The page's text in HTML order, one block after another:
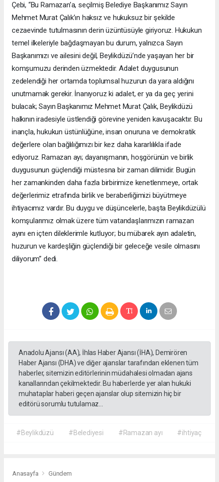
Çebi, “Bu Ramazan’a, seçilmiş Belediye Başkanımız Sayın
Mehmet Murat Çalık’ın haksız ve hukuksuz bir şekilde
cezaevinde tutulmasının derin üzüntüsüyle giriyoruz. Hukukun
temel ilkeleriyle bağdaşmayan bu durum, yalnızca Sayın
Başkanımızı ve ailesini değil, Beylikdüzü’nde yaşayan her bir
komşumuzu derinden üzmektedir. Adalet duygusunun
zedelendiği her ortamda toplumsal huzurun da yara aldığını
unutmamak gerekir. İnanıyoruz ki adalet, er ya da geç yerini
bulacak; Sayın Başkanımız Mehmet Murat Çalık, Beylikdüzü
halkının iradesiyle üstlendiği görevine yeniden kavuşacaktır. Bu
inançla, hukukun üstünlüğüne, insan onuruna ve demokratik
değerlere olan bağlılığımızı bir kez daha kararlılıkla ifade
ediyoruz. Ramazan ayı; dayanışmanın, hoşgörünün ve birlik
duygusunun güçlendiği müstesna bir zaman dilimidir. Bugün
her zamankinden daha fazla birbirimize kenetlenmeye, ortak
değerlerimiz etrafında birlik ve beraberliğimizi büyütmeye
ihtiyacımız vardır. Bu duygu ve düşüncelerle, başta Beylikdüzülü
komşularımız olmak üzere tüm vatandaşlarımızın ramazan
ayını en içten dileklerimle kutluyor; bu mübarek ayın adaletin,
huzurun ve kardeşliğin güçlendiği bir geleceğe vesile olmasını
diliyorum” dedi.
Anadolu Ajansı (AA), İhlas Haber Ajansı (İHA), Demirören
Haber Ajansı (DHA) ve diğer ajanslar tarafından eklenen tüm
haberler, sitemizin editörlerinin müdahalesi olmadan ajans
kanallarından çekilmektedir. Bu haberlerde yer alan hukuki
muhataplar haberi geçen ajanslar olup sitemizin hiç bir
editörü sorumlu tutulamaz...
#Beylikdüzü #Belediyesi #Ramazan ayı #ihtiyaç
Anasayfa Gündem